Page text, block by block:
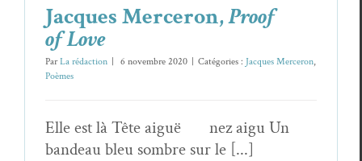
Jacques Merceron,Proof
of Love
ParLa rédaction | 6 novembre 2020 | Catégories : Jacques Merceron,
Poèmes
Elle est là Tête aiguë nez aigu Un
bandeau bleu sombre sur le [...]